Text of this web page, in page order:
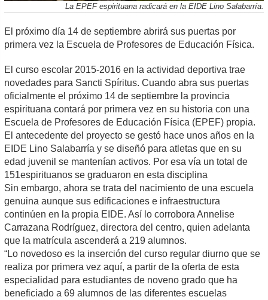
La EPEF espirituana radicará en la EIDE Lino Salabarría.
El próximo día 14 de septiembre abrirá sus puertas por
primera vez la Escuela de Profesores de Educación Física.
El curso escolar 2015-2016 en la actividad deportiva trae
novedades para Sancti Spíritus. Cuando abra sus puertas
oficialmente el próximo 14 de septiembre la provincia
espirituana contará por primera vez en su historia con una
Escuela de Profesores de Educación Física (EPEF) propia.
El antecedente del proyecto se gestó hace unos años en la
EIDE Lino Salabarría y se diseñó para atletas que en su
edad juvenil se mantenían activos. Por esa vía un total de
151espirituanos se graduaron en esta disciplina
Sin embargo, ahora se trata del nacimiento de una escuela
genuina aunque sus edificaciones e infraestructura
continúen en la propia EIDE. Así lo corrobora Annelise
Carrazana Rodríguez, directora del centro, quien adelanta
que la matrícula ascenderá a 219 alumnos.
“Lo novedoso es la inserción del curso regular diurno que se
realiza por primera vez aquí, a partir de la oferta de esta
especialidad para estudiantes de noveno grado que ha
beneficiado a 69 alumnos de las diferentes escuelas